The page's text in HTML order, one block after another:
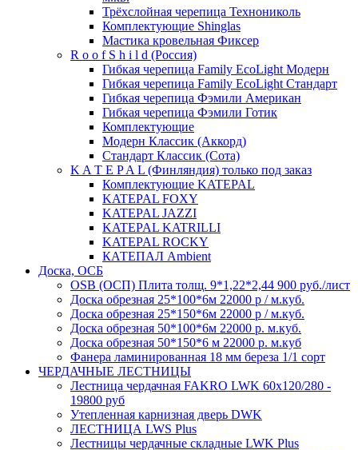
Трёхслойная черепица Технониколь
Комплектующие Shinglas
Мастика кровельная Фиксер
R o o f S h i l d (Россия)
Гибкая черепица Family ЕсоLight Модерн
Гибкая черепица Family ЕсоLight Стандарт
Гибкая черепица Фэмили Американ
Гибкая черепица Фэмили Готик
Комплектующие
Модерн Классик (Аккорд)
Стандарт Классик (Сота)
K A T E P A L (Финляндия) только под заказ
Комплектующие KATEPAL
KATEPAL FOXY
KATEPAL JAZZI
KATEPAL KATRILLI
KATEPAL ROCKY
КАТЕПАЛ Ambient
Доска, ОСБ
OSB (ОСП) Плита толщ. 9*1,22*2,44 900 руб./лист
Доска обрезная 25*100*6м 22000 р / м.куб.
Доска обрезная 25*150*6м 22000 р / м.куб.
Доска обрезная 50*100*6м 22000 р. м.куб.
Доска обрезная 50*150*6 м 22000 р. м.куб
Фанера ламинированная 18 мм береза 1/1 сорт
ЧЕРДАЧНЫЕ ЛЕСТНИЦЫ
Лестница чердачная FAKRO LWK 60х120/280 -
19800 руб
Утепленная карнизная дверь DWK
ЛЕСТНИЦА LWS Plus
Лестницы чердачные складные LWK Plus